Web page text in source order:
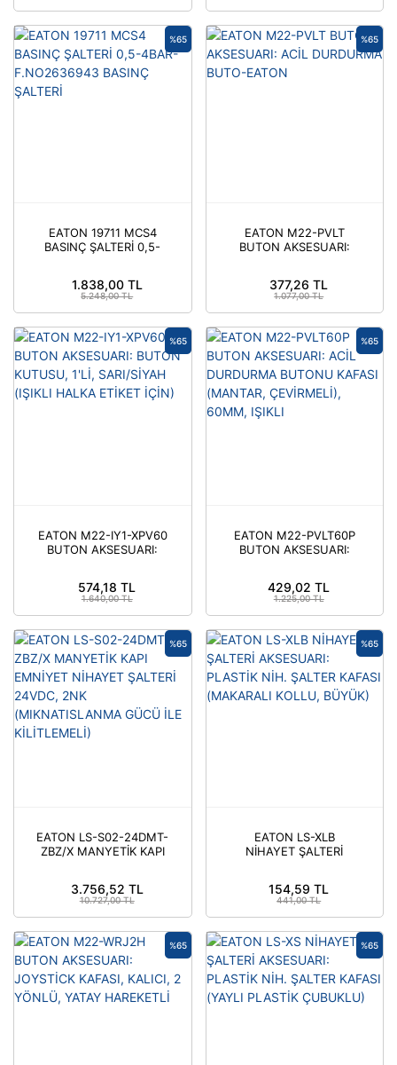
EATON 19711 MCS4
BASINÇ ŞALTERİ 0,5-
%65
1.838,00 TL
5.248,00 TL
EATON M22-PVLT
BUTON AKSESUARI:
%65
377,26 TL
1.077,00 TL
EATON M22-IY1-XPV60
BUTON AKSESUARI:
HALKA ETİKET İÇİN)
%65
574,18 TL
1.640,00 TL
EATON M22-PVLT60P
BUTON AKSESUARI:
(MANTAR, ÇEVİRMELİ),
60MM, IŞIKLI
%65
429,02 TL
1.225,00 TL
EATON LS-S02-24DMT-
ZBZ/X MANYETİK KAPI
(MIKNATISLANMA
GÜCÜ İLE KİLİTLEMELİ)
%65
3.756,52 TL
10.727,00 TL
EATON LS-XLB
NİHAYET ŞALTERİ
(MAKARALI KOLLU,
BÜYÜK)
%65
154,59 TL
441,00 TL
%65 %65